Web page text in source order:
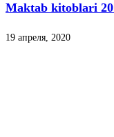
Maktab kitoblari
19 апреля, 2020